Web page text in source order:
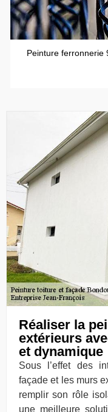
Peinture ferronnerie
Réaliser la
extérieurs
et dynamique
Sous l’effet des
façade et les murs
remplir son rôle
une meilleure